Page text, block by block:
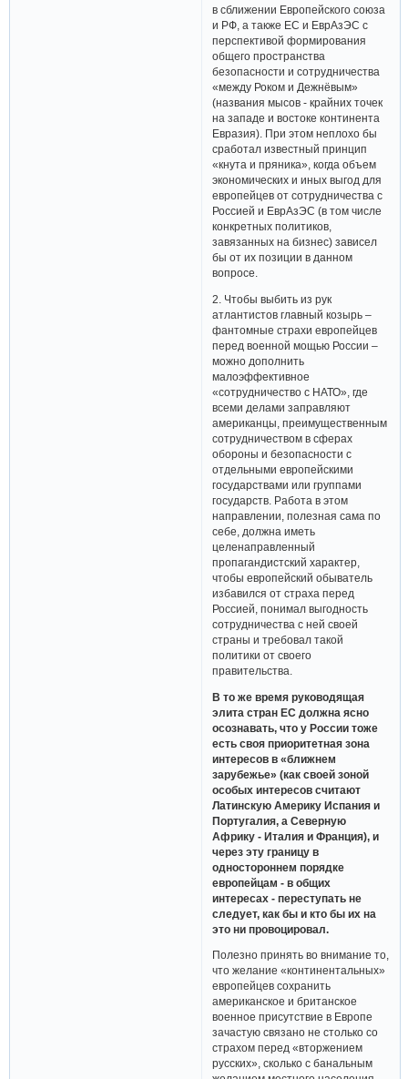
в сближении Европейского союза
и РФ, а также ЕС и ЕврАзЭС с
перспективой формирования
общего пространства
безопасности и сотрудничества
«между Роком и Дежнёвым»
(названия мысов - крайних точек
на западе и востоке континента
Евразия). При этом неплохо бы
сработал известный принцип
«кнута и пряника», когда объем
экономических и иных выгод для
европейцев от сотрудничества с
Россией и ЕврАзЭС (в том числе
конкретных политиков,
завязанных на бизнес) зависел
бы от их позиции в данном
вопросе.
2. Чтобы выбить из рук
атлантистов главный козырь –
фантомные страхи европейцев
перед военной мощью России –
можно дополнить
малоэффективное
«сотрудничество с НАТО», где
всеми делами заправляют
американцы, преимущественным
сотрудничеством в сферах
обороны и безопасности с
отдельными европейскими
государствами или группами
государств. Работа в этом
направлении, полезная сама по
себе, должна иметь
целенаправленный
пропагандистский характер,
чтобы европейский обыватель
избавился от страха перед
Россией, понимал выгодность
сотрудничества с ней своей
страны и требовал такой
политики от своего
правительства.
В то же время руководящая
элита стран ЕС должна ясно
осознавать, что у России тоже
есть своя приоритетная зона
интересов в «ближнем
зарубежье» (как своей зоной
особых интересов считают
Латинскую Америку Испания и
Португалия, а Северную
Африку - Италия и Франция), и
через эту границу в
одностороннем порядке
европейцам - в общих
интересах - переступать не
следует, как бы и кто бы их на
это ни провоцировал.
Полезно принять во внимание то,
что желание «континентальных»
европейцев сохранить
американское и британское
военное присутствие в Европе
зачастую связано не столько со
страхом перед «вторжением
русских», сколько с банальным